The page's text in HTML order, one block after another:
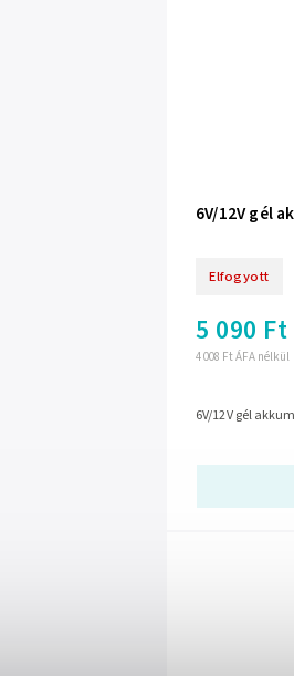
6V/12V gél
Elfogyott
4 008 Ft ÁFA nélkül
5 090 Ft
6V/12V gél